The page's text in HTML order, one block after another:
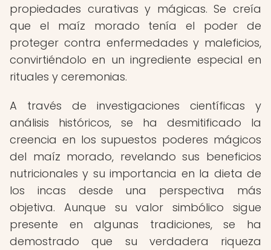
propiedades curativas y mágicas. Se creía
que el maíz morado tenía el poder de
proteger contra enfermedades y maleficios,
convirtiéndolo en un ingrediente especial en
rituales y ceremonias.
A través de investigaciones científicas y
análisis históricos, se ha desmitificado la
creencia en los supuestos poderes mágicos
del maíz morado, revelando sus beneficios
nutricionales y su importancia en la dieta de
los incas desde una perspectiva más
objetiva. Aunque su valor simbólico sigue
presente en algunas tradiciones, se ha
demostrado que su verdadera riqueza